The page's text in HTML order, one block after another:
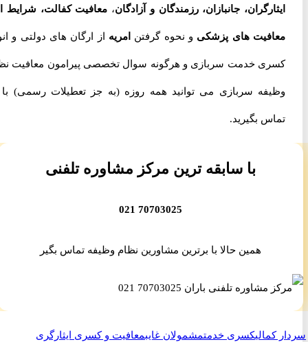
ایثارگران، جانبازان، رزمندگان و آزادگان،معافیت کفالت، شرایط اخذ
معافیت های پزشکیو نحوه گرفتن امریهاز ارگان های دولتی و انواع
کسری خدمت سربازی و هرگونه سوال تخصصی پیرامون معافیت نظام
وظیفه سربازی می توانید همه روزه (به جز تعطیلات رسمی) با ما
تماس بگیرید.
با سابقه ترین مرکز مشاوره تلفنی
70703025 021
همین حالا با برترین مشاورین نظام وظیفه تماس بگیر
کمالیکسری خدمتمشمولان غایب معافیت و کسری ایثارگری